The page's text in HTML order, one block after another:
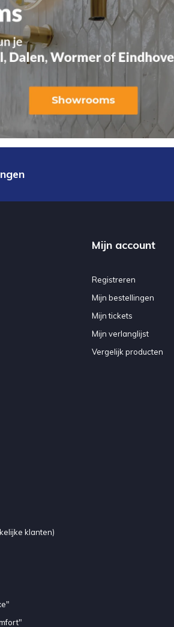
klanten)
Mijn account
Registreren
Mijn bestellingen
Mijn tickets
Mijn verlanglijst
Vergelijk producten